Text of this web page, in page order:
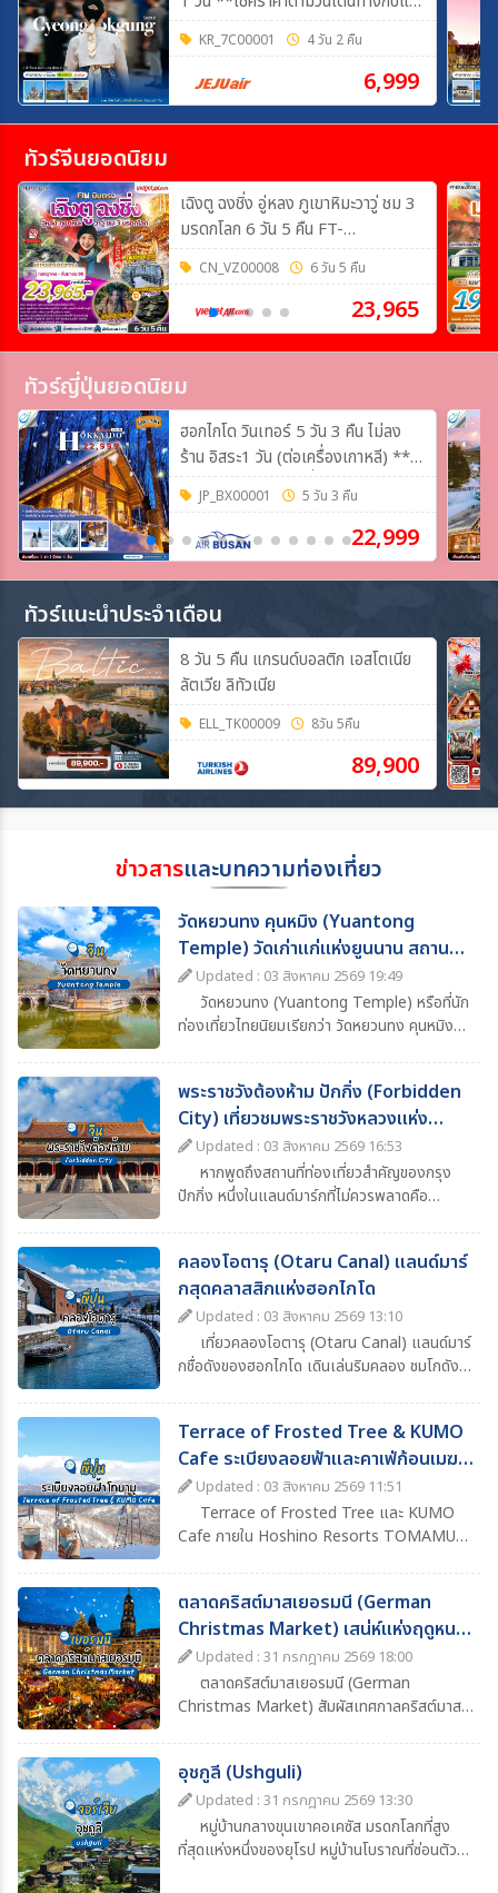
ดมินเท่านั้น**
KR_7C00001 4 วัน 2 คืน
6,999
ทัวร์จีนยอดนิยม
เฉิงตู ฉงชิ่ง อู่หลง ภูเขาหิมะวาวู่ ชม 3
มรดกโลก 6 วัน 5 คืน FT-
TFUVZ33A
CN_VZ00008 6 วัน 5 คืน
23,965
ทัวร์ญี่ปุ่นยอดนิยม
ฮอกไกโด วินเทอร์ 5 วัน 3 คืน ไม่ลง
ร้าน อิสระ1 วัน (ต่อเครื่องเกาหลี) **
เช็คราคาอัพเดตและที่นั่งว่างกับแอดมิน
** JP_BX00001 5 วัน 3 คืน
22,999
ทัวร์แนะนำประจำเดือน
8 วัน 5 คืน แกรนด์บอลติก เอสโตเนีย
ลัตเวีย ลิทัวเนีย
ELL_TK00009 8วัน 5คืน
89,900
ข่าวสารและบทความท่องเที่ยว
วัดหยวนทง คุนหมิง (Yuantong
Temple) วัดเก่าแก่แห่งยูนนาน สถานที่
ท่องเที่ยวห้ามพลาด
Updated : 03 สิงหาคม 2569 19:49
วัดหยวนทง (Yuantong Temple) หรือที่นัก
ท่องเที่ยวไทยนิยมเรียกว่า วัดหยวนทง คุนหมิง
ประวัติศาสตร์ยาวนานกว่า 1,200 ปี ผสมผสาน
ความงดงามของสถาปัตยกรรมจีนโบราณ ความ
ศรัทธาทางพุทธศาสนา และบรรยากาศอันร่มรื่น
จึงกลายเป็นหนึ่งในจุดหมายสำคัญของโปรแกรม
ทัวร์คุนหมิง–ยูนนาน ที่นักท่องเที่ยวไม่ควรพลาด
พระราชวังต้องห้าม ปักกิ่ง (Forbidden
City) เที่ยวชมพระราชวังหลวงแห่ง
ราชวงศ์จีน
Updated : 03 สิงหาคม 2569 16:53
หากพูดถึงสถานที่ท่องเที่ยวสำคัญของกรุง
ปักกิ่ง หนึ่งในแลนด์มาร์กที่ไม่ควรพลาดคือ
หลวงอันยิ่งใหญ่ที่ตั้งอยู่ใจกลางกรุงปักกิ่ง
ประเทศจีน และเป็นหนึ่งในสัญลักษณ์สำคัญของ
ประวัติศาสตร์จีน
คลองโอตารุ (Otaru Canal) แลนด์มาร์
กสุดคลาสสิกแห่งฮอกไกโด
Updated : 03 สิงหาคม 2569 13:10
เที่ยวคลองโอตารุ (Otaru Canal) แลนด์มาร์
กชื่อดังของฮอกไกโด เดินเล่นริมคลอง ชมโกดัง
Terrace of Frosted Tree & KUMO
Cafe ระเบียงลอยฟ้าและคาเฟ่ก้อนเมฆ
ฮอกไกโด
Updated : 03 สิงหาคม 2569 11:51
Terrace of Frosted Tree และ KUMO
Cafe ภายใน Hoshino Resorts TOMAMU
และจิบเครื่องดื่มอุ่นๆ พร้อมวิวหิมะสีขาวสุดโรแมน
ติก
ตลาดคริสต์มาสเยอรมนี (German
Christmas Market) เสน่ห์แห่งฤดูหนาว
ที่ต้องไปสัมผัสสักครั้ง
Updated : 31 กรกฎาคม 2569 18:00
ตลาดคริสต์มาสเยอรมนี (German
Christmas Market) สัมผัสเทศกาลคริสต์มาส
โรแมนติก พร้อมข้อมูลการเดินทาง ช่วงเวลาที่
เหมาะแก่การเที่ยว และไฮไลต์ที่ไม่ควรพลาด
อุชกูลี (Ushguli)
Updated : 31 กรกฎาคม 2569 13:30
หมู่บ้านกลางขุนเขาคอเคซัส มรดกโลกที่สูง
ที่สุดแห่งหนึ่งของยุโรป หมู่บ้านโบราณที่ซ่อนตัว